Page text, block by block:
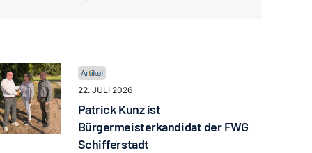
22. JULI 2026
Patrick Kunz ist
Bürgermeisterkandidat der FWG
Schifferstadt